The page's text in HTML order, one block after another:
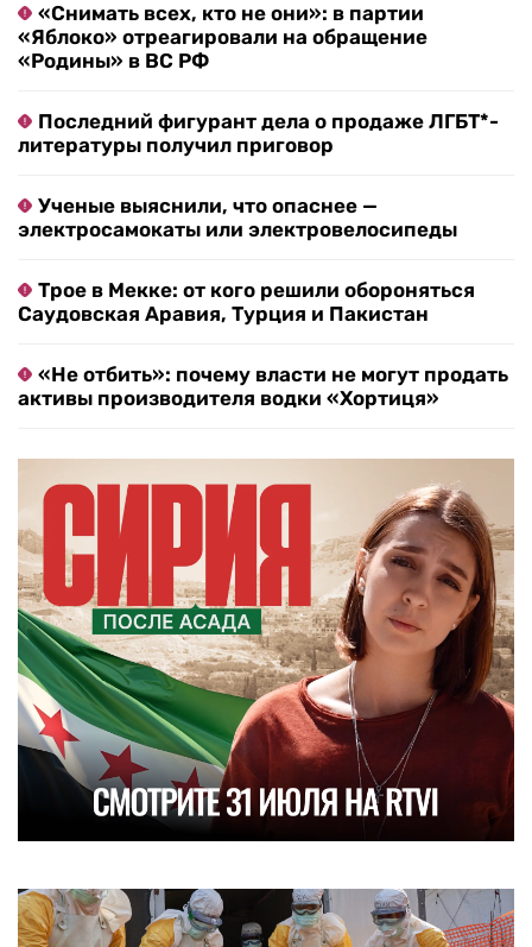
«Снимать всех, кто не они»: в партии
«Яблоко» отреагировали на обращение
«Родины» в ВС РФ
Последний фигурант дела о продаже ЛГБТ*-
литературы получил приговор
Ученые выяснили, что опаснее —
электросамокаты или электровелосипеды
Трое в Мекке: от кого решили обороняться
Саудовская Аравия, Турция и Пакистан
«Не отбить»: почему власти не могут продать
активы производителя водки «Хортиця»